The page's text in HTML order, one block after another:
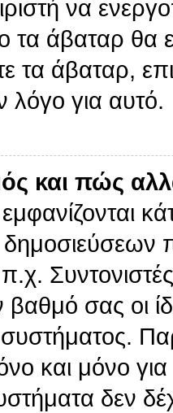
να
τα άβαταρ θα
τα άβαταρ,
λόγο για αυτό.
και πώς
σας οι
συστήματος.
και μόνο
δεν